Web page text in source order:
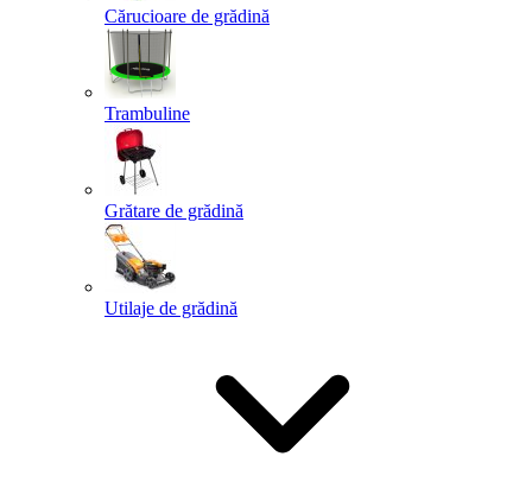
Cărucioare de grădină
Trambuline
Grătare de grădină
Utilaje de grădină